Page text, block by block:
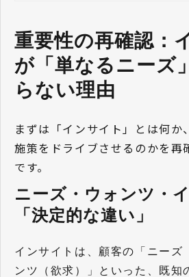
重要性の再確認：
が「単なるニーズ
らない理由
まずは「インサイト」とは何か
施策をドライブさせるのかを再
です。
ニーズ・ウォンツ・
「決定的な違い」
インサイトは、顧客の「ニーズ
ンツ（欲求）」といった、既知